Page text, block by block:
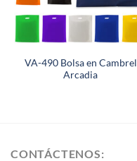
VA-490 Bolsa en Cambrel
Arcadia
CONTÁCTENOS: